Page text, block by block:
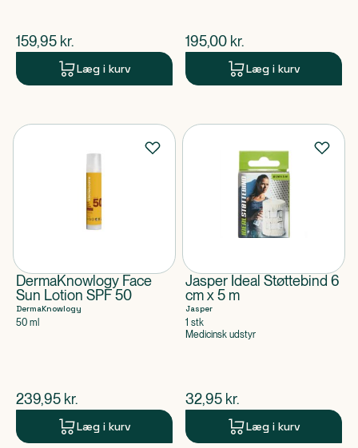
$nuværende pris
159,95 kr.
Læg i kurv
$nuværende pris
195,00 kr.
Læg i kurv
DermaKnowlogy Face
Sun Lotion SPF 50
DermaKnowlogy
50 ml
$nuværende pris
239,95 kr.
Læg i kurv
Jasper Ideal Støttebind 6
cm x 5 m
Jasper
1 stk
Medicinsk udstyr
$nuværende pris
32,95 kr.
Læg i kurv